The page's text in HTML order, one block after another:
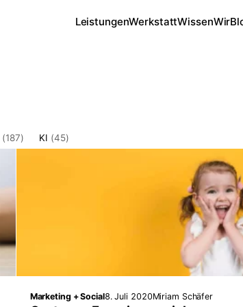
LeistungenWerkstattWissenWir
(187) KI (45)
Marketing + Social8. Juli 2020Miriam Schäfer